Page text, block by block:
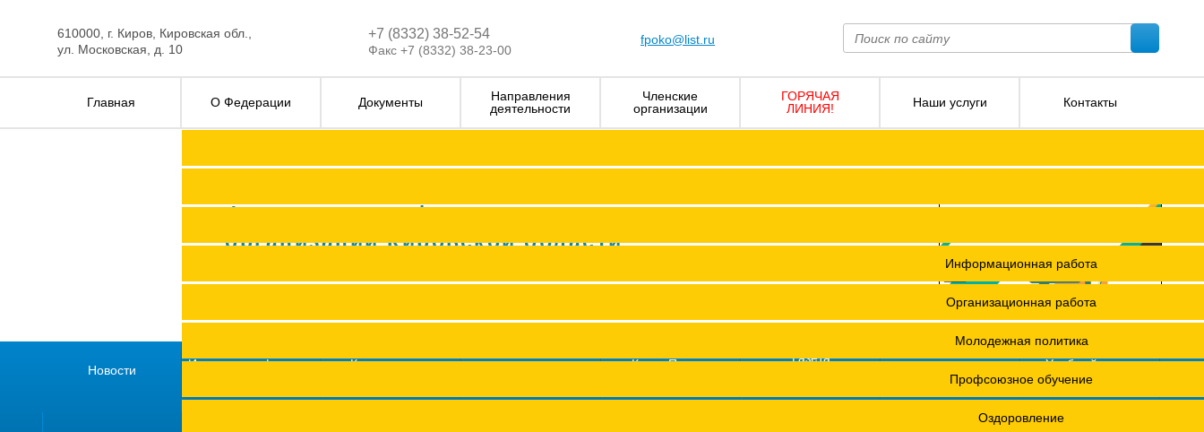
610000, г. Киров, Кировская обл.,
ул. Московская, д. 10
+7 (8332) 38-52-54
Факс +7 (8332) 38-23-00
fpoko@list.ru
Главная О Федерации Документы
Решения Советов Федерации
Постановления президиумов
Сводные данные о результатах проведения специальной оценки условий труда (СОУТ)
Направления
деятельности
Информационная работа
Организационная работа
Молодежная политика
Профсоюзное обучение
Оздоровление
Членские
организации
ГОРЯЧАЯ
ЛИНИЯ!
Наши услуги Контакты
Федерация профсоюзных
организаций Кировской области
12 +
Новости
История профсоюзов
Как вступить в
Книга Почета
Газета
Учебный центр
ОХРАНА ТРУДА